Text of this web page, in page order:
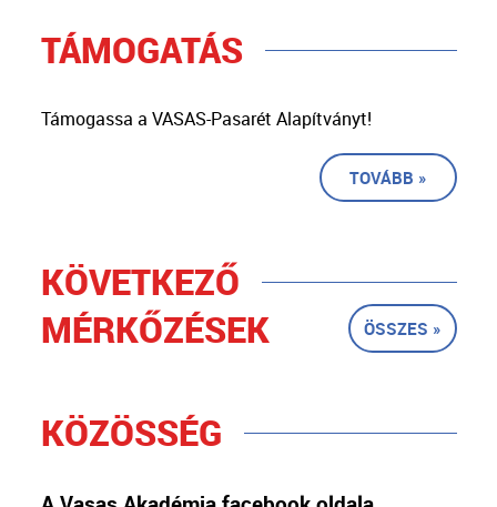
TÁMOGATÁS
Támogassa a VASAS-Pasarét Alapítványt!
TOVÁBB »
KÖVETKEZŐ
MÉRKŐZÉSEK
ÖSSZES »
KÖZÖSSÉG